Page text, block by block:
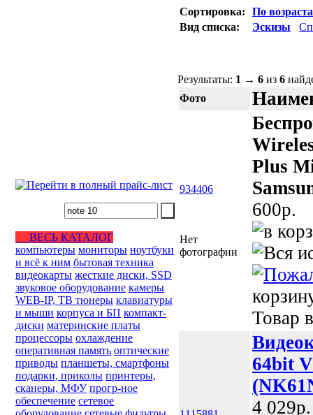
ВЕСЬ КАТАЛОГ
компьютеры мониторы ноутбуки
и всё к ним бытовая техника
видеокарты жесткие диски, SSD
звуковое оборудование камеры
WEB-IP, ТВ тюнеры клавиатуры
и мыши корпуса и БП компакт-
диски материнские платы
процессоры охлаждение
оперативная память оптические
приводы планшеты, смартфоны
подарки, приколы принтеры,
сканеры, МФУ прогр-ное
обеспечение сетевое
Сортировка:
По
Вид списка:
Эскизы
Результаты: 1 → 6 из 6
Фото
934406
Нет
фотографии
Plus
600p.
Товар
64bit
4 029p.